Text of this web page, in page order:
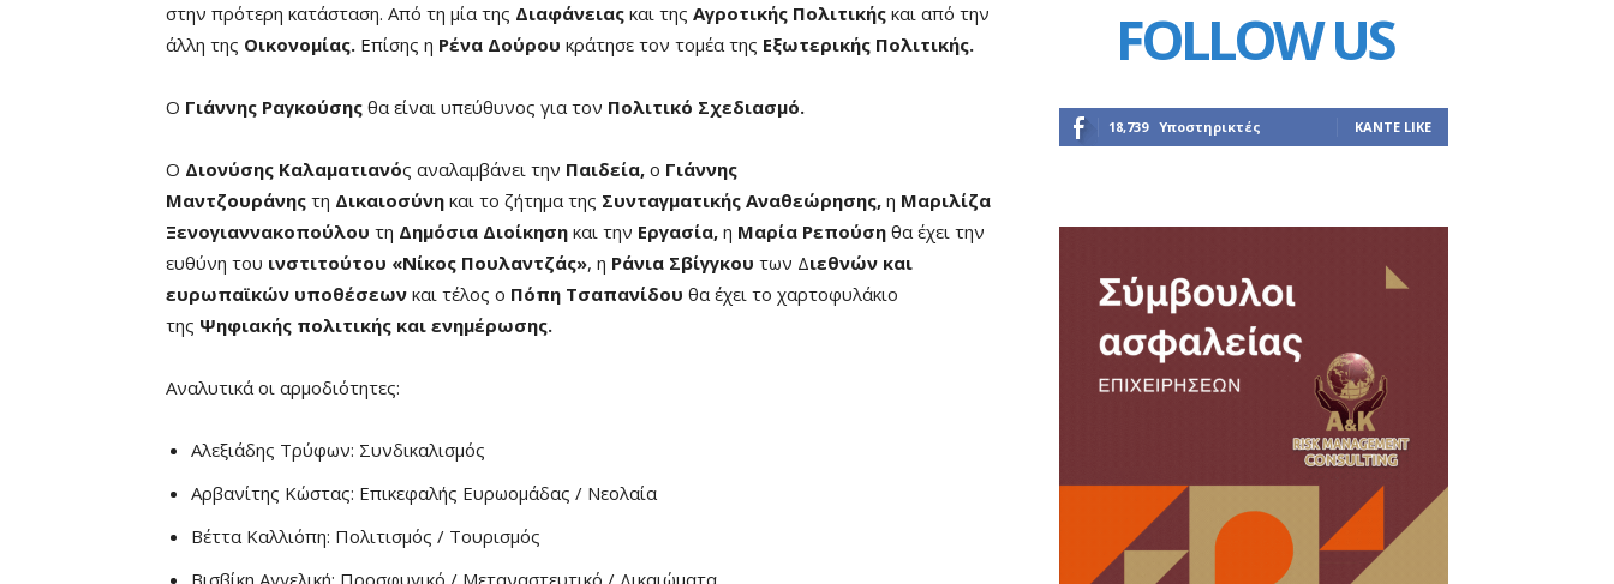
στην πρότερη κατάσταση. Από τη μία της Διαφάνειας και της Αγροτικής Πολιτικής και από την
άλλη της Οικονομίας. Επίσης η Ρένα Δούρου κράτησε τον τομέα της Εξωτερικής Πολιτικής.
Ο Γιάννης Ραγκούσης θα είναι υπεύθυνος για τον Πολιτικό Σχεδιασμό.
Ο Διονύσης Καλαματιανός αναλαμβάνει την Παιδεία, ο Γιάννης
Μαντζουράνης τη Δικαιοσύνη και το ζήτημα της Συνταγματικής Αναθεώρησης, η Μαριλίζα
Ξενογιαννακοπούλου τη Δημόσια Διοίκηση και την Εργασία, η Μαρία Ρεπούση θα έχει την
ευθύνη του ινστιτούτου «Νίκος Πουλαντζάς», η Ράνια Σβίγγκου των Διεθνών και
ευρωπαϊκών υποθέσεων και τέλος ο Πόπη Τσαπανίδου θα έχει το χαρτοφυλάκιο
της Ψηφιακής πολιτικής και ενημέρωσης.
Αναλυτικά οι αρμοδιότητες:
Αλεξιάδης Τρύφων: Συνδικαλισμός
Αρβανίτης Κώστας: Επικεφαλής Ευρωομάδας / Νεολαία
Βέττα Καλλιόπη: Πολιτισμός / Τουρισμός
FOLLOW US
18,739 Υποστηρικτές ΚΆΝΤΕ LIKE